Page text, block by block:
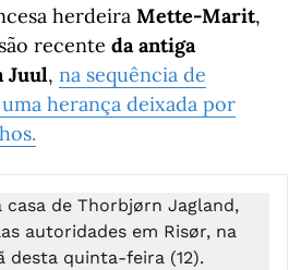
herdeira Mette-Marit,
recente da antiga
Juul, na sequência de
herança deixada por